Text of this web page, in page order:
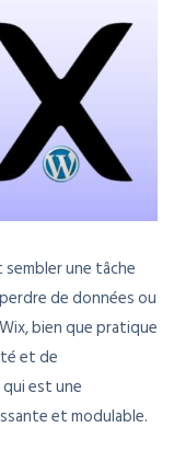
une tâche
de données ou
bien que pratique
et de
est une
et modulable.